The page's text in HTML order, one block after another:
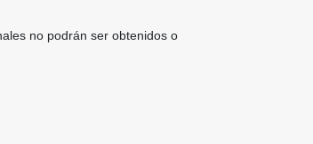
no podrán ser obtenidos o